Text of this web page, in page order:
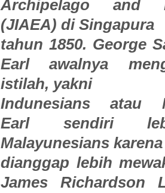
Archipelago and
(JIAEA) di Singapura
tahun 1850. George
Earl awalnya
istilah, yakni
Indunesians atau
Earl sendiri
Malayunesians karena
dianggap lebih
James Richardson